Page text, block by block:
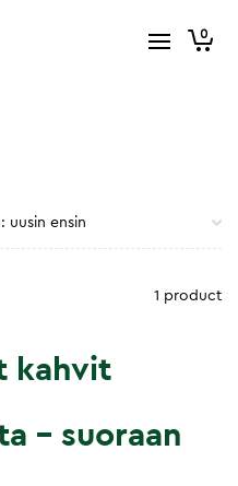
0
1 product
kahvit
– suoraan